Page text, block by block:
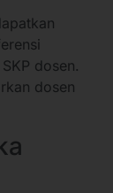
dosen.
dosen